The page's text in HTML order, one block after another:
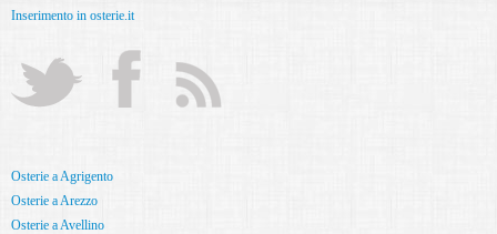
Inserimento in osterie.it
Osterie a Agrigento
Osterie a Arezzo
Osterie a Avellino